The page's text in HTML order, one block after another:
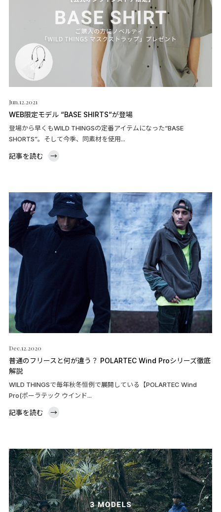
Jun.12.2021
WEB限定モデル “BASE SHIRTS“が登場
登場から早くもWILD THINGSの定番アイテムになった“BASE
SHORTS”。そして今季、同素材を使用...
記事を読む →
Dec.12.2020
普通のフリースと何が違う？ POLARTEC Wind Proシリーズ徹底
解説
WILD THINGSで毎年秋冬恒例で展開している【POLARTEC Wind
Pro(ポーラテック ウインド...
記事を読む →